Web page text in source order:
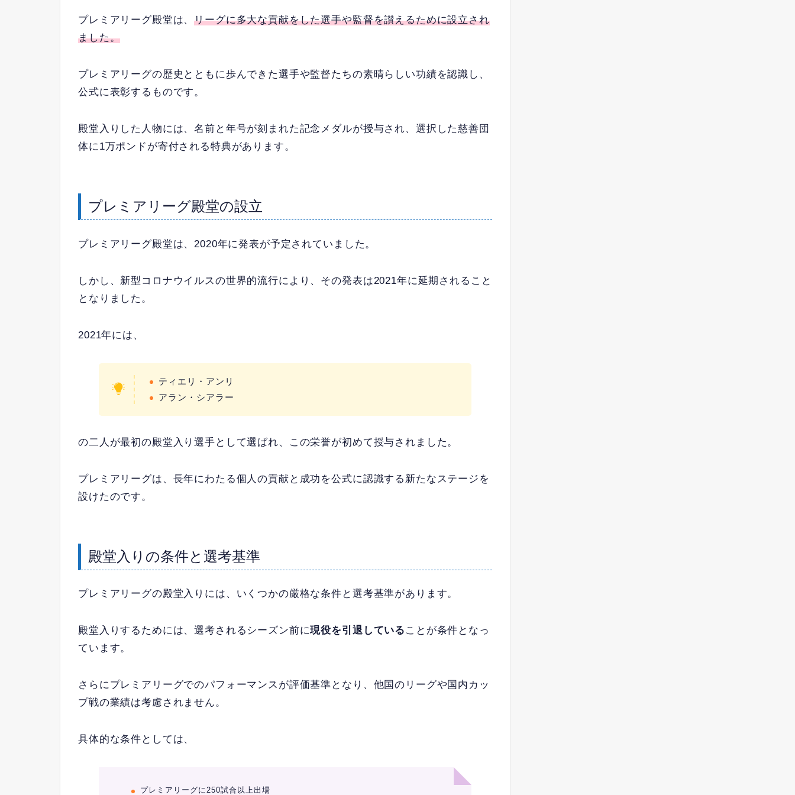
プレミアリーグ殿堂は、リーグに多大な貢献をした選手や監督を讃えるために設立され
ました。
プレミアリーグの歴史とともに歩んできた選手や監督たちの素晴らしい功績を認識し、
公式に表彰するものです。
殿堂入りした人物には、名前と年号が刻まれた記念メダルが授与され、選択した慈善団
体に1万ポンドが寄付される特典があります。
プレミアリーグ殿堂の設立
プレミアリーグ殿堂は、2020年に発表が予定されていました。
しかし、新型コロナウイルスの世界的流行により、その発表は2021年に延期されること
となりました。
2021年には、
ティエリ・アンリ
アラン・シアラー
の二人が最初の殿堂入り選手として選ばれ、この栄誉が初めて授与されました。
プレミアリーグは、長年にわたる個人の貢献と成功を公式に認識する新たなステージを
設けたのです。
殿堂入りの条件と選考基準
プレミアリーグの殿堂入りには、いくつかの厳格な条件と選考基準があります。
殿堂入りするためには、選考されるシーズン前に現役を引退している ことが条件となっ
ています。
さらにプレミアリーグでのパフォーマンスが評価基準となり、他国のリーグや国内カッ
プ戦の業績は考慮されません。
具体的な条件としては、
プレミアリーグに250試合以上出場